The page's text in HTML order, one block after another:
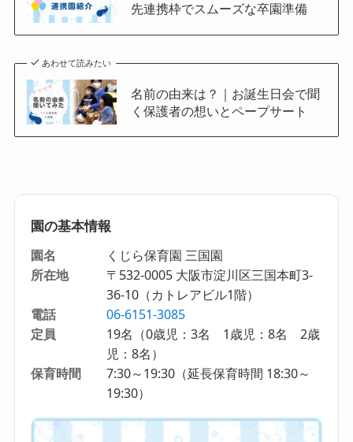
先連携枠でスムーズな卒園準備
あわせて読みたい
名前の由来は？｜お誕生日会で聞
く保護者の想いとペープサート
園の基本情報
園名
くじら保育園 三国園
所在地
〒532-0005 大阪市淀川区三国本町3-
36-10（カトレアビル1階）
電話
06-6151-3085
定員
19名（0歳児：3名 1歳児：8名 2歳
児：8名）
保育時間
7:30～19:30（延長保育時間 18:30～
19:30）